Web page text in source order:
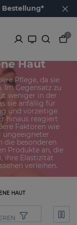
Bestellung*
0
Haut
Pflege, da sie
Im Gegensatz zu
weniger in der
sie anfällig für
und vorzeitige
hinaus reagiert
Faktoren wie
ungeeigneter
die besonderen
Produkte an, die
ihre Elastizität
verleihen.
HAUT